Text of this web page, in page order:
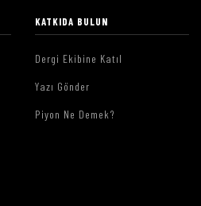
KATKIDA BULUN
Dergi Ekibine Katıl
Yazı Gönder
Piyon Ne Demek?